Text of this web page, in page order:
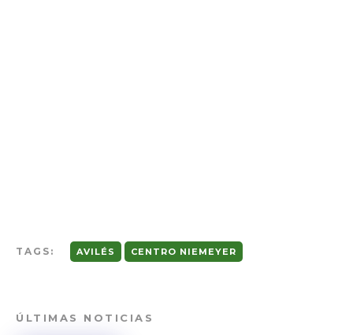
TAGS: AVILÉS CENTRO NIEMEYER
ÚLTIMAS NOTICIAS